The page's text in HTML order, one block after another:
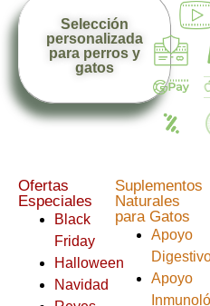
Selección
personalizada
para perros y
gatos
Ofertas
Especiales
Black
Friday
Halloween
Navidad
Suplementos
Naturales
para Gatos
Apoyo
Apoyo